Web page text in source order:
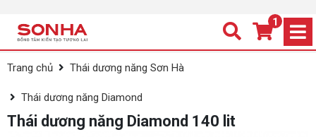
/var/www/html/sonha.net.vn/public_html/admin/
1
Trang chủ Thái dương năng Sơn Hà
Thái dương năng Diamond
Thái dương năng Diamond 140 lit